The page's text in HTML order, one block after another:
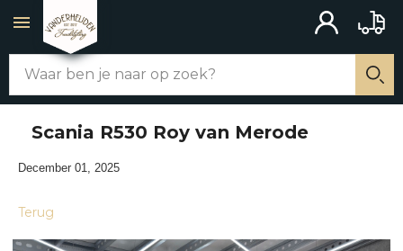
Zoek
ACCOUNT
WEBSHOP
ALLE PRODUCTEN
Scania R530 Roy van Merode
December 01, 2025
Terug